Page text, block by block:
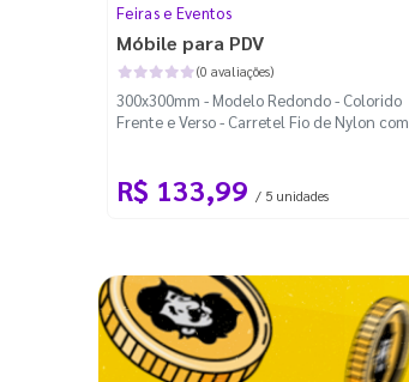
Feiras e Eventos
Móbile para PDV
(0 avaliações)
300x300mm - Modelo Redondo - Colorido
Frente e Verso - Carretel Fio de Nylon com
R$ 133,99 / 5 unidades